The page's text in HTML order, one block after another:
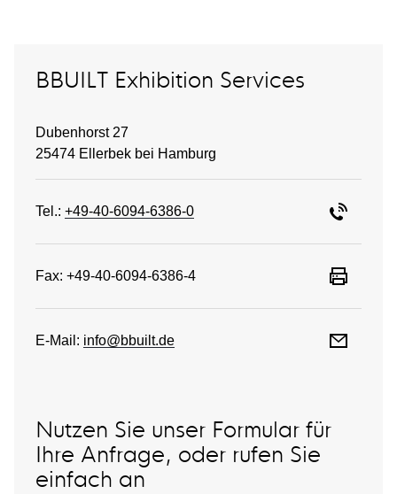
Nutzen Sie unser Formular für
Ihre Anfrage, oder rufen Sie
einfach an
BBUILT Exhibition Services
Dubenhorst 27
25474 Ellerbek bei Hamburg
Tel.: +49-40-6094-6386-0
Fax: +49-40-6094-6386-4
E-Mail: info@bbuilt.de